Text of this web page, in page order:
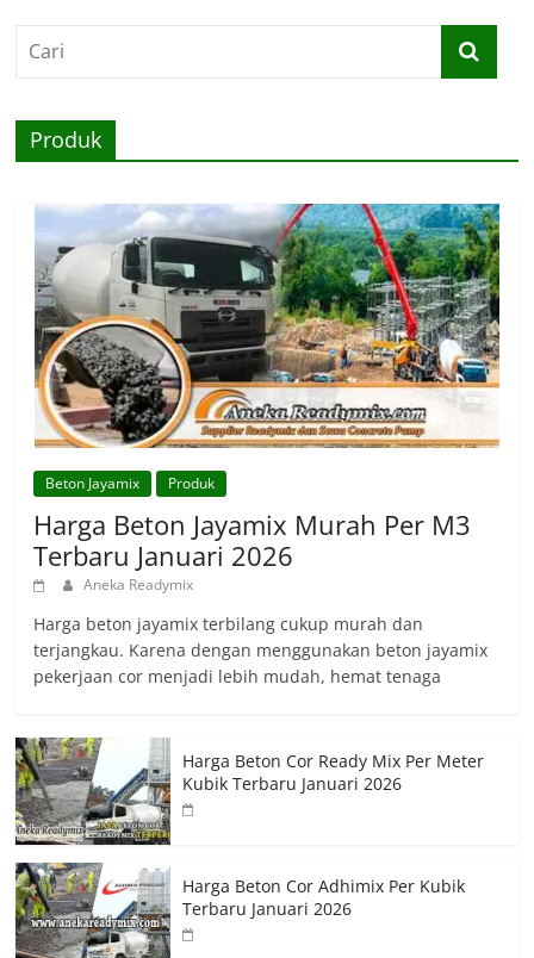
Produk
Beton Jayamix Produk
Harga Beton Jayamix Murah Per M3
Terbaru Januari 2026
Aneka Readymix
Harga beton jayamix terbilang cukup murah dan
terjangkau. Karena dengan menggunakan beton jayamix
pekerjaan cor menjadi lebih mudah, hemat tenaga
Harga Beton Cor Ready Mix Per Meter
Kubik Terbaru Januari 2026
Harga Beton Cor Adhimix Per Kubik
Terbaru Januari 2026